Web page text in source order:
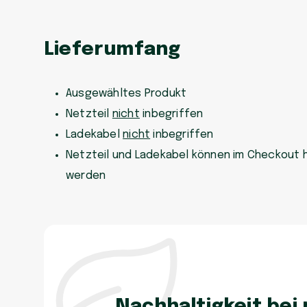
Lieferumfang
Ausgewähltes Produkt
Netzteil nicht inbegriffen
Ladekabelnicht inbegriffen
Netzteil und Ladekabel können im Checkout
werden